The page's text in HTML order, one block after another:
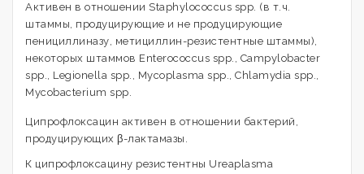
Активен в отношении Staphylococcus spp. (в т.ч.
штаммы, продуцирующие и не продуцирующие
пенициллиназу, метициллин-резистентные штаммы),
некоторых штаммов Enterococcus spp., Campylobacter
spp., Legionella spp., Mycoplasma spp., Chlamydia spp.,
Mycobacterium spp.
Ципрофлоксацин активен в отношении бактерий,
продуцирующих β-лактамазы.
К ципрофлоксацину резистентны Ureaplasma